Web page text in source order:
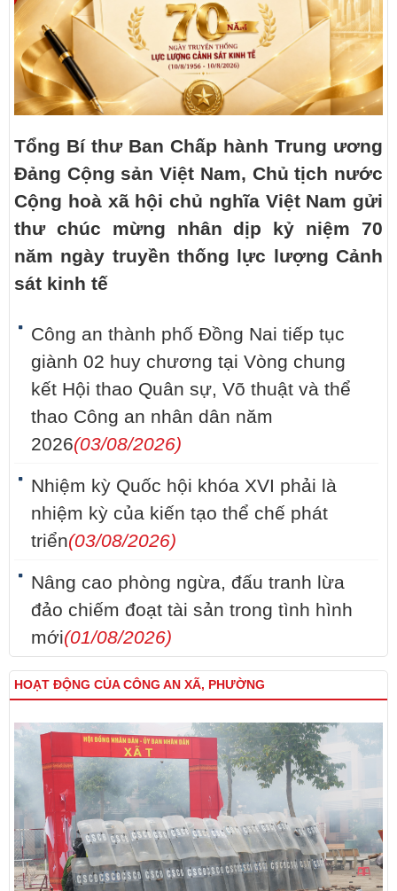
Tổng Bí thư Ban Chấp hành Trung ương
Đảng Cộng sản Việt Nam, Chủ tịch nước
Cộng hoà xã hội chủ nghĩa Việt Nam gửi
thư chúc mừng nhân dịp kỷ niệm 70
năm ngày truyền thống lực lượng Cảnh
sát kinh tế
Công an thành phố Đồng Nai tiếp tục
giành 02 huy chương tại Vòng chung
kết Hội thao Quân sự, Võ thuật và thể
thao Công an nhân dân năm
2026(03/08/2026)
Nhiệm kỳ Quốc hội khóa XVI phải là
nhiệm kỳ của kiến tạo thể chế phát
triển(03/08/2026)
Nâng cao phòng ngừa, đấu tranh lừa
đảo chiếm đoạt tài sản trong tình hình
mới(01/08/2026)
HOẠT ĐỘNG CỦA CÔNG AN XÃ, PHƯỜNG